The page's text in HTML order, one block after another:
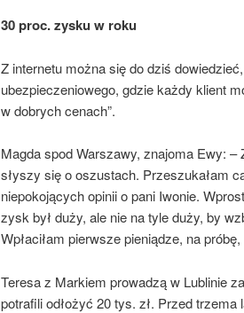
30 proc. zysku w roku
Z internetu można się do dziś
ubezpieczeniowego, gdzie każdy klient
w dobrych cenach”.
Magda spod Warszawy, znajoma Ewy:
słyszy się o oszustach. Przeszukałam
niepokojących opinii o pani Iwonie.
zysk był duży, ale nie na tyle duży, by
Wpłaciłam pierwsze pieniądze, na
Teresa z Markiem prowadzą w Lublinie
potrafili odłożyć 20 tys. zł. Przed